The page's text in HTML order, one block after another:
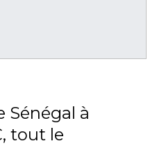
Sénégal à
tout le